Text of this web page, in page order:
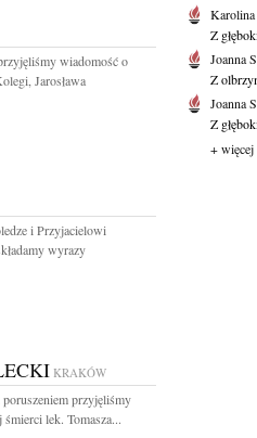
wiadomość o
Jarosława
i Przyjacielowi
wyrazy
KRAKÓW
przyjęliśmy
lek. Tomasza...
Z
Joanna
Z
Joanna
Z
+ więcej